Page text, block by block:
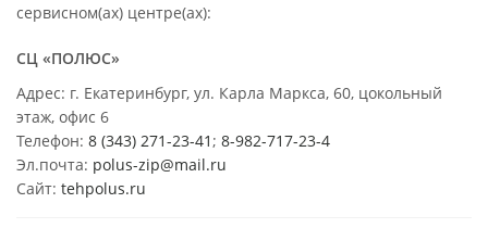
сервисном(ах) центре(ах):
СЦ «ПОЛЮС»
Адрес: г. Екатеринбург, ул. Карла Маркса, 60, цокольный
этаж, офис 6
Телефон: 8 (343) 271-23-41 ; 8-982-717-23-4
Эл.почта: polus-zip@mail.ru
Сайт: tehpolus.ru